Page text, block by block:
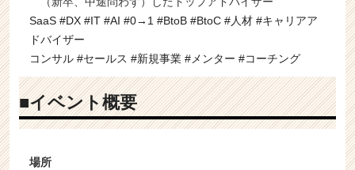
SaaS #DX #IT #AI #0→1 #BtoB #BtoC #人材 #キャリアア
ドバイザー
コンサル #セールス #新規事業 #メンター #コーチング
■イベント概要
場所